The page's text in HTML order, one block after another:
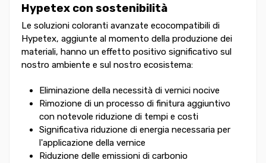
Hypetex con sostenibilità
Le soluzioni coloranti avanzate ecocompatibili di
Hypetex, aggiunte al momento della produzione dei
materiali, hanno un effetto positivo significativo sul
nostro ambiente e sul nostro ecosistema:
Eliminazione della necessità di vernici nocive
Rimozione di un processo di finitura aggiuntivo
con notevole riduzione di tempi e costi
Significativa riduzione di energia necessaria per
l'applicazione della vernice
Riduzione delle emissioni di carbonio